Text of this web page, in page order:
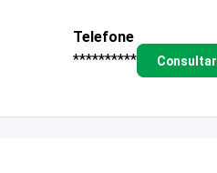
Telefone
**********
Consultar